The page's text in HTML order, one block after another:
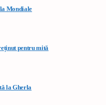
Mondiale
pentru mită
la Gherla